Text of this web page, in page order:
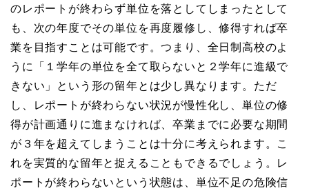
のレポートが終わらず単位を落としてしまったとして
も、次の年度でその単位を再度履修し、修得すれば卒
業を目指すことは可能です。つまり、全日制高校のよ
うに「１学年の単位を全て取らないと２学年に進級で
きない」という形の留年とは少し異なります。ただ
し、レポートが終わらない状況が慢性化し、単位の修
得が計画通りに進まなければ、卒業までに必要な期間
が３年を超えてしまうことは十分に考えられます。こ
れを実質的な留年と捉えることもできるでしょう。レ
ポートが終わらないという状態は、単位不足の危険信